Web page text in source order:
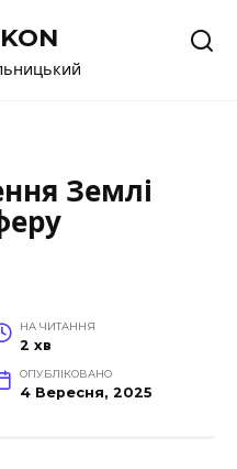
Землі
НА ЧИТАННЯ
2 хв
ОПУБЛІКОВАНО
4 Вересня, 2025